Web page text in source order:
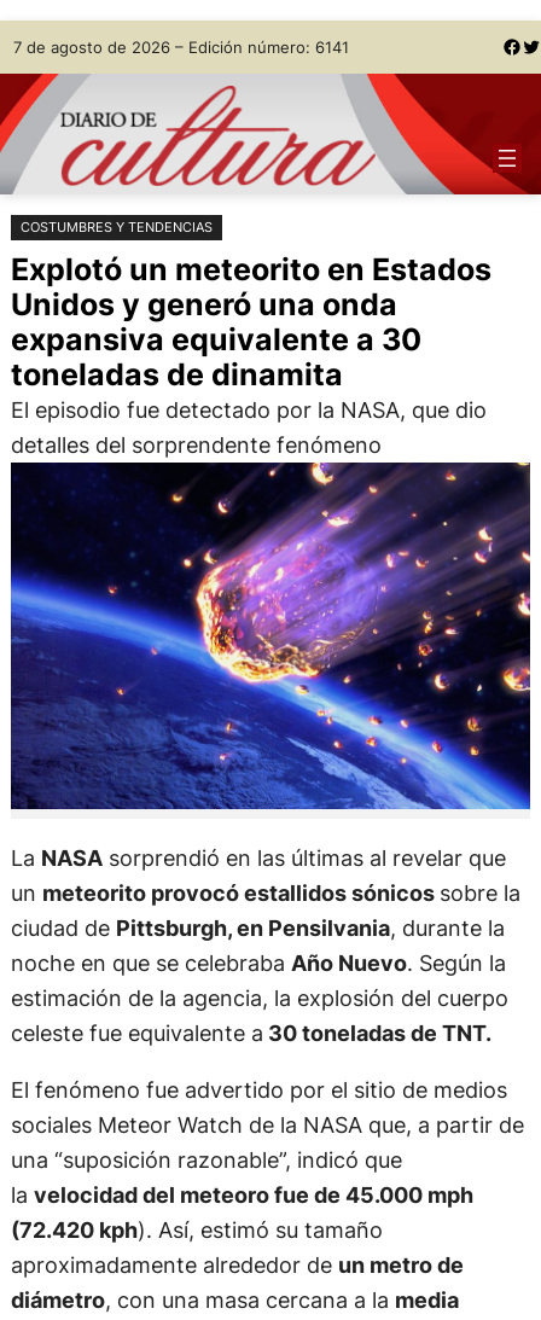
Saltar
al
contenido
Skip
to
content
7 de agosto de 2026 – Edición número: 6141 Facebook Twitter
COSTUMBRES Y TENDENCIAS
Explotó un meteorito en Estados
Unidos y generó una onda
expansiva equivalente a 30
toneladas de dinamita
El episodio fue detectado por la NASA, que dio
detalles del sorprendente fenómeno
La NASAsorprendió en las últimas al revelar que
un meteorito provocó estallidos sónicos sobre la
ciudad de Pittsburgh, en Pensilvania, durante la
noche en que se celebraba Año Nuevo. Según la
estimación de la agencia, la explosión del cuerpo
celeste fue equivalente a 30 toneladas de TNT.
El fenómeno fue advertido por el sitio de medios
sociales Meteor Watch de la NASA que, a partir de
una “suposición razonable”, indicó que
la velocidad del meteoro fue de 45.000 mph
(72.420 kph). Así, estimó su tamaño
aproximadamente alrededor de un metro de
diámetro, con una masa cercana a la media